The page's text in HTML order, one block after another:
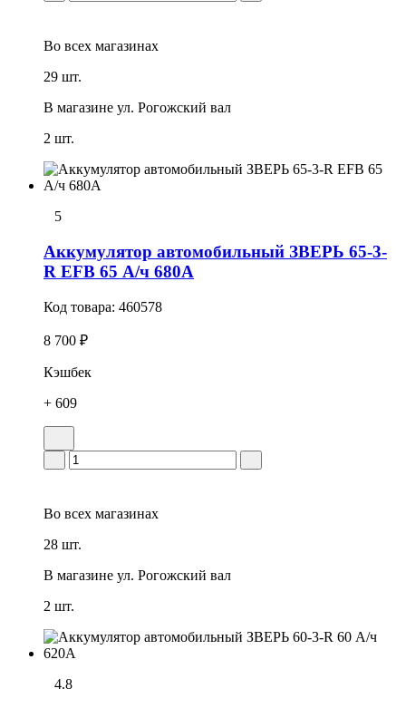
Во всех магазинах
29 шт.
В магазине ул. Рогожский вал
2 шт.
5
Аккумулятор автомобильный ЗВЕРЬ 65-3-
R EFB 65 А/ч 680А
Код товара: 460578
8 700 ₽
Кэшбек
+ 609
Во всех магазинах
28 шт.
В магазине ул. Рогожский вал
2 шт.
4.8